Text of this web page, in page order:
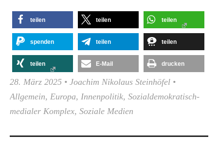
teilen teilen teilen
spenden teilen teilen
teilen E-Mail drucken
28. März 2025 • Joachim Nikolaus Steinhöfel •
Allgemein, Europa, Innenpolitik, Sozialdemokratisch-
medialer Komplex, Soziale Medien